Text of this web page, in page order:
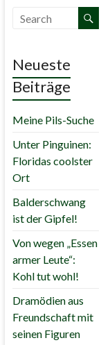
Neueste
Beiträge
Meine Pils-Suche
Unter Pinguinen:
Floridas coolster
Ort
Balderschwang
ist der Gipfel!
Von wegen „Essen
armer Leute“:
Kohl tut wohl!
Dramödien aus
Freundschaft mit
seinen Figuren